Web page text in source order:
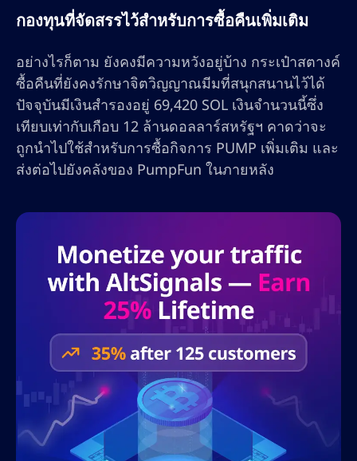
กองทุนที่จัดสรรไว้สำหรับการซื้อคืนเพิ่มเติม
อย่างไรก็ตาม ยังคงมีความหวังอยู่บ้าง กระเป๋าสตางค์
ซื้อคืนที่ยังคงรักษาจิตวิญญาณมีมที่สนุกสนานไว้ได้
ปัจจุบันมีเงินสำรองอยู่ 69,420 SOL เงินจำนวนนี้ซึ่ง
เทียบเท่ากับเกือบ 12 ล้านดอลลาร์สหรัฐฯ คาดว่าจะ
ถูกนำไปใช้สำหรับการซื้อกิจการ PUMP เพิ่มเติม และ
ส่งต่อไปยังคลังของ PumpFun ในภายหลัง